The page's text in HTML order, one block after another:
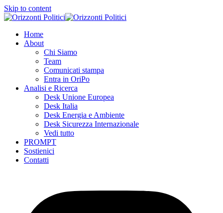
Skip to content
Home
About
Chi Siamo
Team
Comunicati stampa
Entra in OriPo
Analisi e Ricerca
Desk Unione Europea
Desk Italia
Desk Energia e Ambiente
Desk Sicurezza Internazionale
Vedi tutto
PROMPT
Sostienici
Contatti